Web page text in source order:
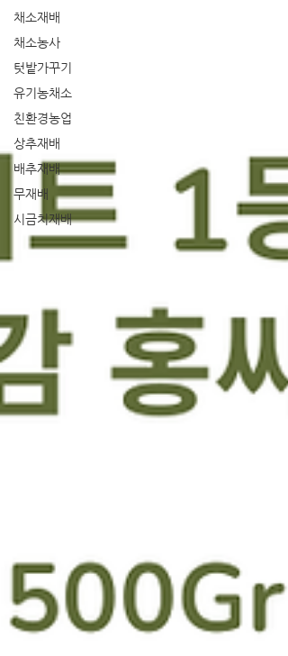
채소재배
채소농사
텃밭가꾸기
유기농채소
친환경농업
상추재배
배추재배
무재배
시금치재배